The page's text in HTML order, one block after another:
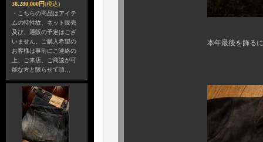
38,280,000円(税込)
・こちらの商品はアイテ
ムの特性故、ネット販売
及び、通販の予定はござ
いません。ご購入希望の
お客様は事前にご連絡の
上、ご来店、ご商談が可
能な方と限らせて頂…
本年最後を飾るに相応しい